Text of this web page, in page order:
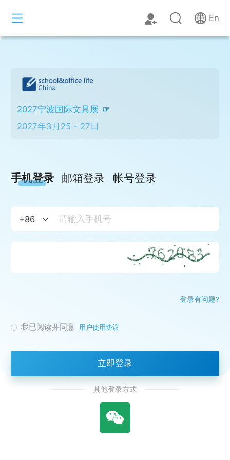
En
2027宁波国际文具展
2027年3月25 - 27日
手机登录 邮箱登录 帐号登录
+86
登录有问题?
我已阅读并同意 用户使用协议
立即登录
其他登录方式